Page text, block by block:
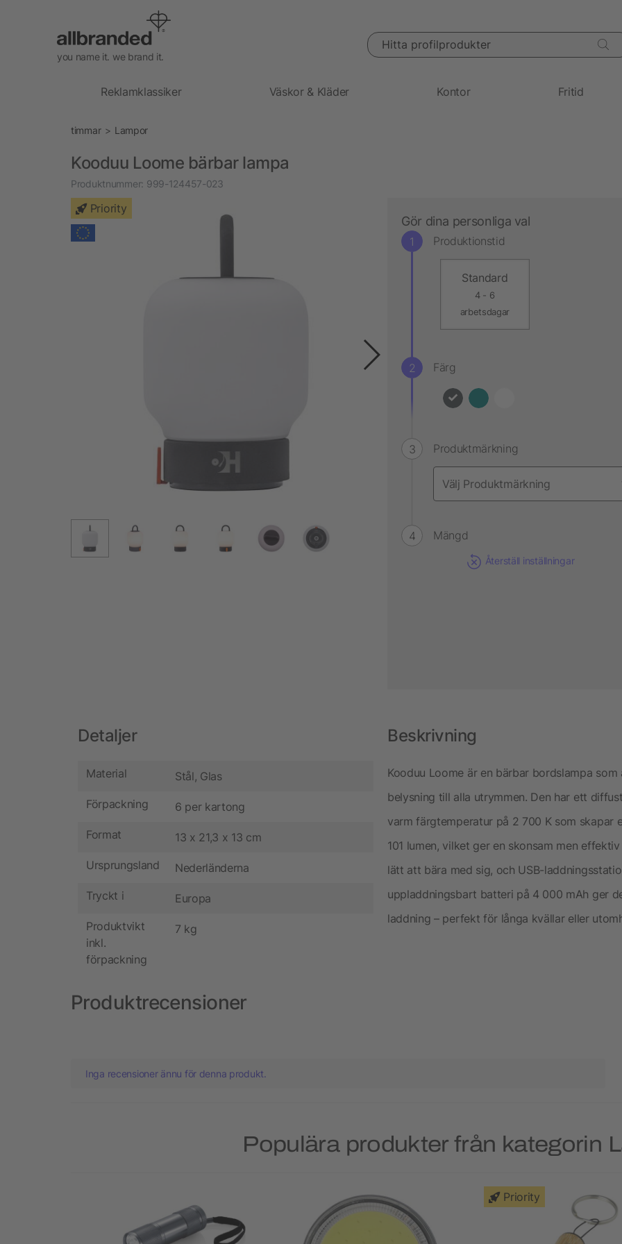
you name it. we brand it.
Hitta profilprodukter
Reklamklassiker Väskor & Kläder Kontor Fritid
timmar Lampor
Kooduu Loome bärbar lampa
Produktnummer: 999-124457-023
Priority
Gör dina personliga val
Produktionstid
Standard
4 - 6
arbetsdagar
Färg
Produktmärkning
Mängd
Återställ inställningar
Detaljer
Material Stål, Glas
Förpackning 6 per kartong
Format 13 x 21,3 x 13 cm
Ursprungsland Nederländerna
Tryckt i Europa
Produktvikt
inkl.
förpackning
7 kg
Beskrivning
Kooduu Loome är en bärbar bordslampa
belysning till alla utrymmen. Den har ett
varm färgtemperatur på 2 700 K som skapar
101 lumen, vilket ger en skonsam men
lätt att bära med sig, och USB-
uppladdningsbart batteri på 4 000 mAh ger
laddning – perfekt för långa kvällar eller
Produktrecensioner
Inga recensioner ännu för denna produkt.
Populära produkter från kategorin
Priority